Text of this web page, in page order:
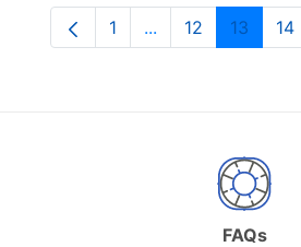
Page
1 ...Intermediate
Page
12 Page
13 14
FAQs